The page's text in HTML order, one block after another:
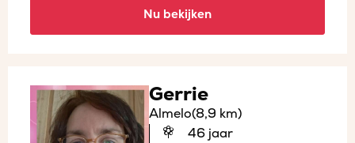
Nu bekijken
Gerrie
Almelo(8,9 km)
46 jaar